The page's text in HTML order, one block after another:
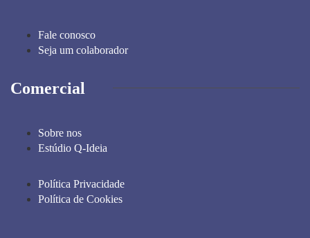
Fale conosco
Seja um colaborador
Comercial
Sobre nos
Estúdio Q-Ideia
Política Privacidade
Política de Cookies